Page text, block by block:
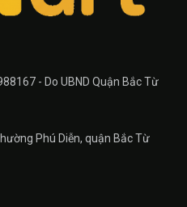
- Do UBND Quận Bắc Từ
Phú Diễn, quận Bắc Từ